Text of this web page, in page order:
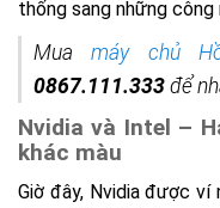
thống sang những
Muamáy chủ
0867.111.333 để
Nvidia và Intel –
khác màu
Giờ đây, Nvidia được ví